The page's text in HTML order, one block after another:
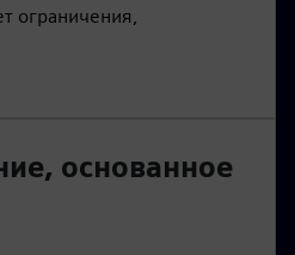
ограничения,
основанное